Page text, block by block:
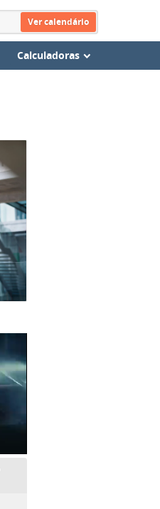
Ver calendário
Calculadoras